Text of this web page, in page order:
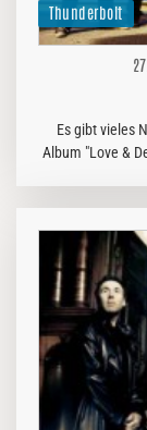
Thunderbolt
Es gibt vieles
Album "Love &